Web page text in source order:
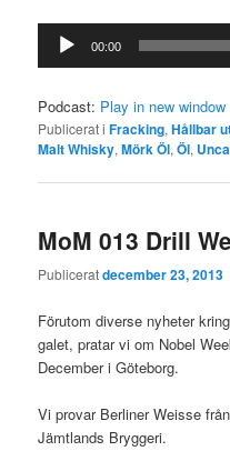
Ljudspelare
00:00
Podcast: Play in new window
Publicerat i Fracking,Hållbar
Malt Whisky,Mörk Öl,Öl,
MoM 013 Drill
Publiceratdecember 23, 2013
Förutom diverse nyheter
galet, pratar vi om Nobel
December i Göteborg.
Vi provar Berliner Weisse
Jämtlands Bryggeri.